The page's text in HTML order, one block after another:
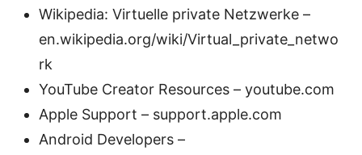
Wikipedia: Virtuelle private Netzwerke –
en.wikipedia.org/wiki/Virtual_private_netwo
rk
YouTube Creator Resources – youtube.com
Apple Support – support.apple.com
Android Developers –